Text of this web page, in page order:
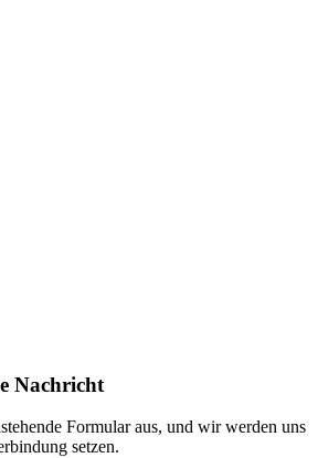
Nachricht
Formular aus, und wir werden uns
setzen.